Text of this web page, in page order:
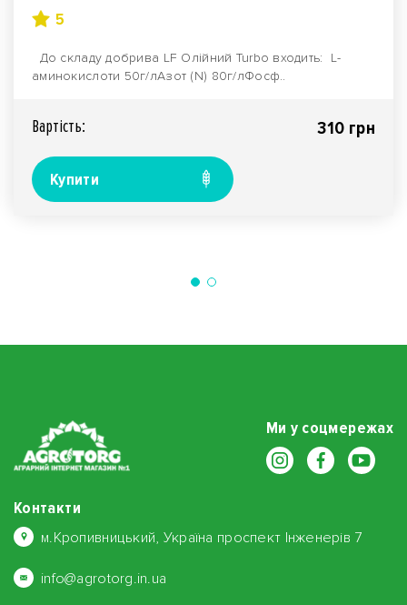
5
До складу добрива LF Олійний Turbo входить: L-
аминокислоти 50г/лАзот (N) 80г/лФосф..
Вартiсть: 310 грн
Купити
Ми у соцмережах
Контакти
м.Кропивницький, Україна проспект Інженерів 7
info@agrotorg.in.ua